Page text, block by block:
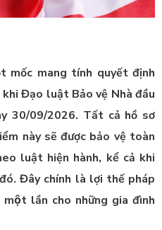
mốc mang tính quyết định
Đạo luật Bảo vệ Nhà đầu
30/09/2026. Tất cả hồ sơ
này sẽ được bảo vệ toàn
luật hiện hành, kể cả khi
Đây chính là lợi thế pháp
lần cho những gia đình